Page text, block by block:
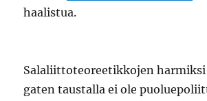
haalistua.
Salaliittoteoreetikkojen
gaten taustalla ei ole